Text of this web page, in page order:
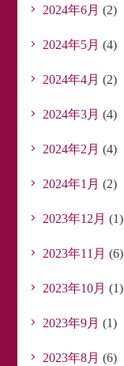
2024年6月 (2)
2024年5月 (4)
2024年4月 (2)
2024年3月 (4)
2024年2月 (4)
2024年1月 (2)
2023年12月 (1)
2023年11月 (6)
2023年10月 (1)
2023年9月 (1)
2023年8月 (6)